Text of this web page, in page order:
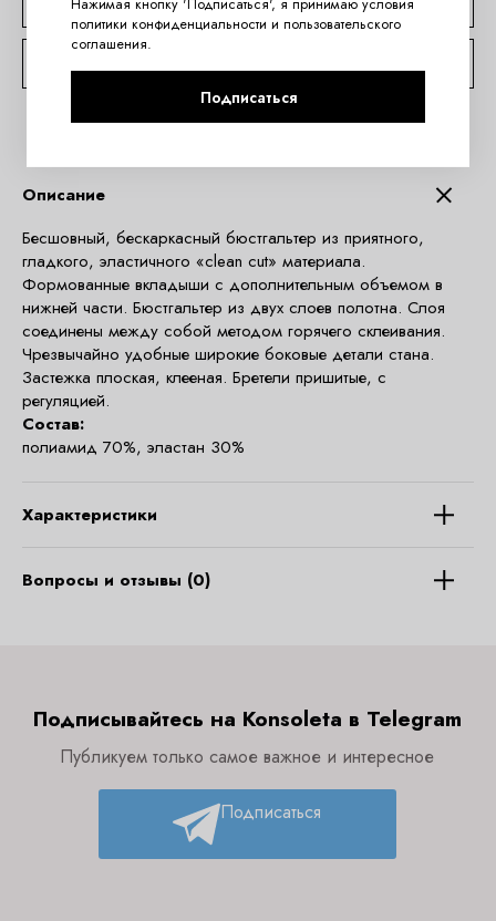
КОНСУЛЬТАЦИЯ ПО TELEGRAM
Описание
Бесшовный, бескаркасный бюстгальтер из приятного,
гладкого, эластичного «clean cut» материала.
Формованные вкладыши с дополнительным объемом в
нижней части. Бюстгальтер из двух слоев полотна. Слоя
соединены между собой методом горячего склеивания.
Чрезвычайно удобные широкие боковые детали стана.
Застежка плоская, клееная. Бретели пришитые, с
регуляцией.
Состав:
полиамид 70%, эластан 30%
Характеристики
Вопросы и отзывы (0)
Подписывайтесь на Konsoleta в Telegram
Публикуем только самое важное и интересное
Подписаться
Нажимая кнопку 'Подписаться', я принимаю условия
политики конфиденциальности и пользовательского
соглашения.
Подписаться